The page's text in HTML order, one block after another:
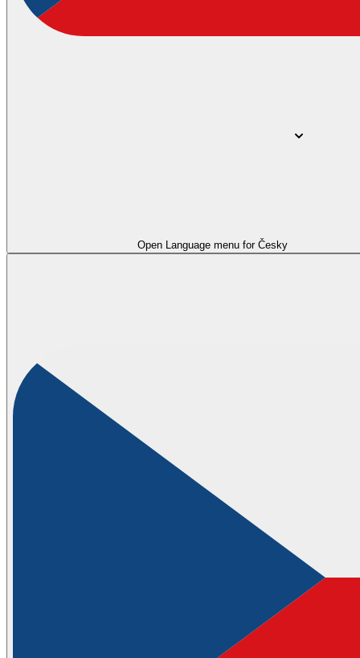
Open Language menu for Česky